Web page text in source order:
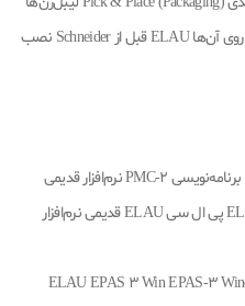
پرکن‌ها ماشین‌های سرعت‌بالای قدیمی که روی آن‌ها ELAU قبل از Schneider نصب
دانلود EPAS 3 Win نرم‌افزار EPAS-3 ایلاو برنامه‌نویسی PMC-2 نرم‌افزار قدیمی
ELAU EPAS 3 آموزش نرم‌افزار سروو ELAU پی ال سی ELAU قدیمی نرم‌افزار
ELAU EPAS 3 Win EPAS-3